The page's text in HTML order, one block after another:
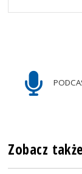
Zobacz także